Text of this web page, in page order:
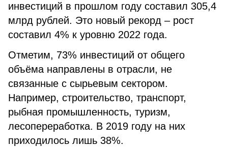
инвестиций в прошлом году составил 305,4
млрд рублей. Это новый рекорд – рост
составил 4% к уровню 2022 года.
Отметим, 73% инвестиций от общего
объёма направлены в отрасли, не
связанные с сырьевым сектором.
Например, строительство, транспорт,
рыбная промышленность, туризм,
лесопереработка. В 2019 году на них
приходилось лишь 38%.